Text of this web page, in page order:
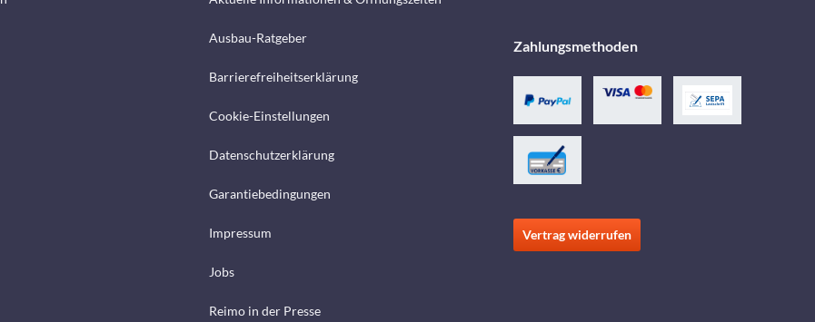
Ausbau-Ratgeber
Barrierefreiheitserklärung
Cookie-Einstellungen
Datenschutzerklärung
Garantiebedingungen
Impressum
Jobs
Reimo in der Presse
Zahlungsmethoden
Vertrag widerrufen